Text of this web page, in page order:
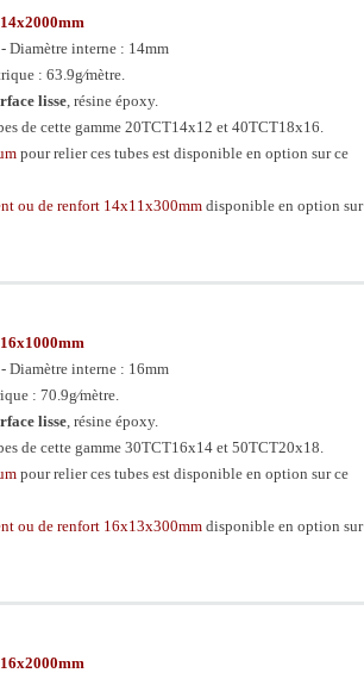
- Diamètre interne : 14mm
: 63.9g⁄mètre.
lisse, résine époxy.
de cette gamme 20TCT14x12 et 40TCT18x16.
pour relier ces tubes est disponible en option sur ce
ou de renfort 14x11x300mm disponible en option sur
- Diamètre interne : 16mm
: 70.9g⁄mètre.
lisse, résine époxy.
de cette gamme 30TCT16x14 et 50TCT20x18.
pour relier ces tubes est disponible en option sur ce
ou de renfort 16x13x300mm disponible en option sur